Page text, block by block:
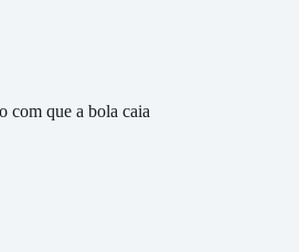
com que a bola caia